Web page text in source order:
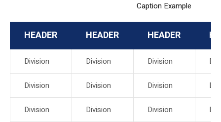
Caption Example
HEADER HEADER HEADER
Division Division Division
Division Division Division
Division Division Division